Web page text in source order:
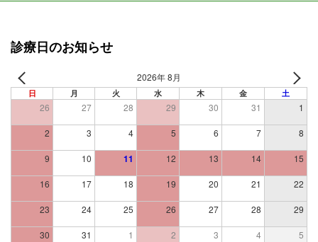
診療日のお知らせ
2026年 8月
日 月 火 水 木 金 土
26 27 28 29 30 31 1
2 3 4 5 6 7 8
9 10 11 12 13 14 15
16 17 18 19 20 21 22
23 24 25 26 27 28 29
30 31 1 2 3 4 5